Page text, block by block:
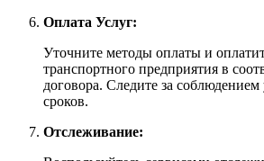
Оплата Услуг:
Уточните методы оплаты и
транспортного предприятия в
договора. Следите за
сроков.
Отслеживание: